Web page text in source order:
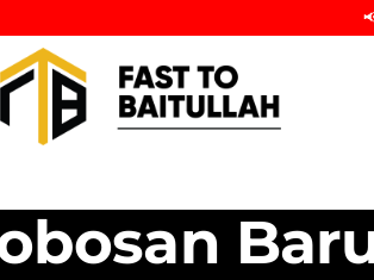
📢 DAFTARKAN